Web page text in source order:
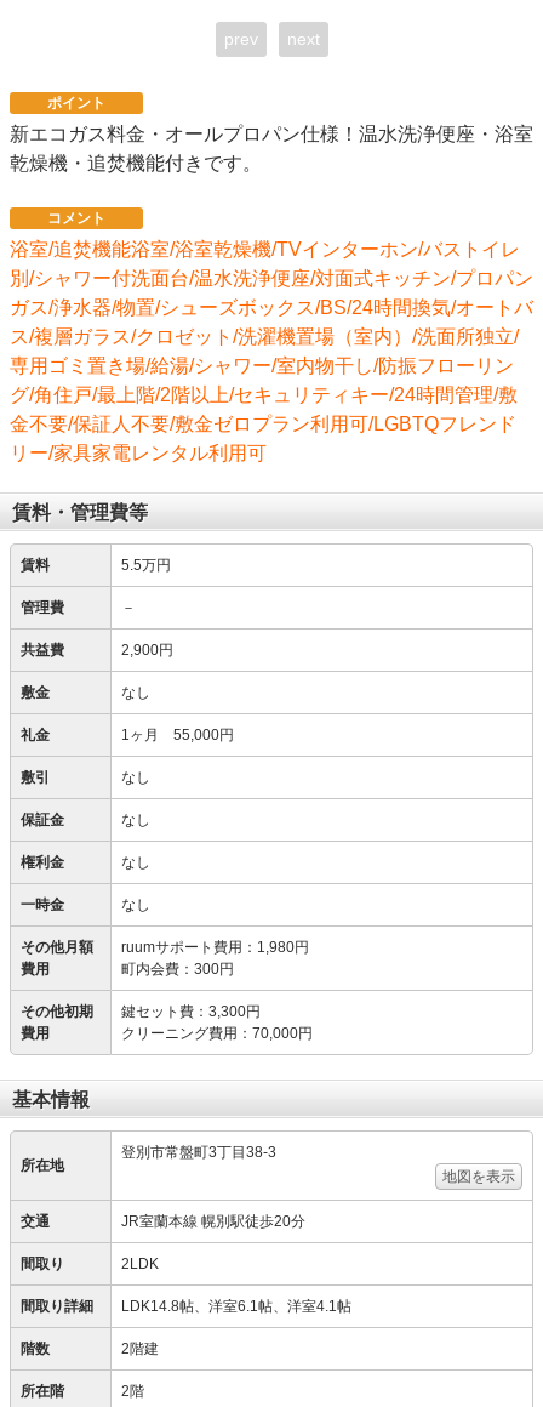
prev next
ポイント
新エコガス料金・オールプロパン仕様！温水洗浄便座・浴室
乾燥機・追焚機能付きです。
コメント
浴室/追焚機能浴室/浴室乾燥機/TVインターホン/バストイレ
別/シャワー付洗面台/温水洗浄便座/対面式キッチン/プロパン
ガス/浄水器/物置/シューズボックス/BS/24時間換気/オートバ
ス/複層ガラス/クロゼット/洗濯機置場（室内）/洗面所独立/
専用ゴミ置き場/給湯/シャワー/室内物干し/防振フローリン
グ/角住戸/最上階/2階以上/セキュリティキー/24時間管理/敷
金不要/保証人不要/敷金ゼロプラン利用可/LGBTQフレンド
リー/家具家電レンタル利用可
賃料・管理費等
賃料 5.5万円
管理費 －
共益費 2,900円
敷金 なし
礼金 1ヶ月 55,000円
敷引 なし
保証金 なし
権利金 なし
一時金 なし
その他月額
費用
ruumサポート費用 ： 1,980円
町内会費 ： 300円
その他初期
費用
鍵セット費 ： 3,300円
クリーニング費用 ： 70,000円
基本情報
所在地
登別市常盤町3丁目38-3
地図を表示
交通 JR室蘭本線 幌別駅徒歩20分
間取り 2LDK
間取り詳細 LDK14.8帖、洋室6.1帖、洋室4.1帖
階数 2階建
所在階 2階